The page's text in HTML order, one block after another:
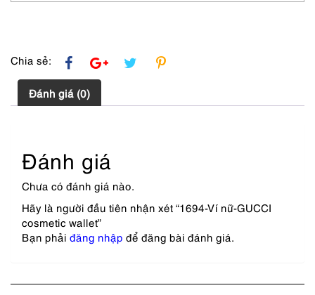
Chia sẻ:
Đánh giá (0)
Đánh giá
Chưa có đánh giá nào.
Hãy là người đầu tiên nhận xét “1694-Ví nữ-GUCCI
cosmetic wallet”
Bạn phải đăng nhập để đăng bài đánh giá.